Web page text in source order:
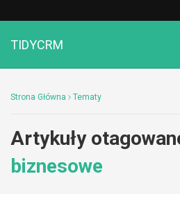
TIDYCRM
Strona Główna Tematy
Artykuły
biznesowe